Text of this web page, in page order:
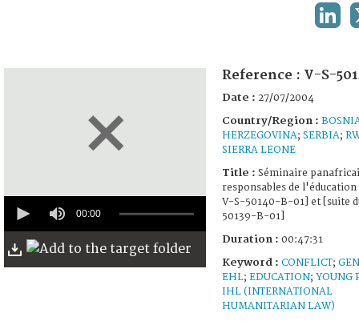
seconds
minutes,
31
00:00
Reference : V-S-
Date : 27/07/2004
Country/Region :
HERZEGOVINA; SERBIA;
SIERRA LEONE
Title : Séminaire
responsables de
V-S-50140-B-01] et [suite
50139-B-01]
Duration : 00:47:31
Keyword : CONFLICT;
EHL; EDUCATION; YOUNG
IHL (INTERNATIONAL
HUMANITARIAN LAW)